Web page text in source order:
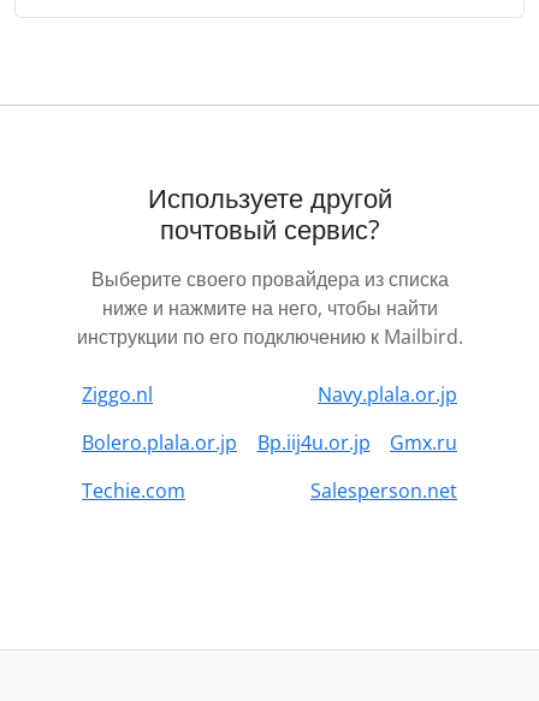
Используете другой
почтовый сервис?
Выберите своего провайдера из списка
ниже и нажмите на него, чтобы найти
инструкции по его подключению к Mailbird.
Ziggo.nl
Navy.plala.or.jp
Bolero.plala.or.jp
Bp.iij4u.or.jp
Gmx.ru
Techie.com
Salesperson.net